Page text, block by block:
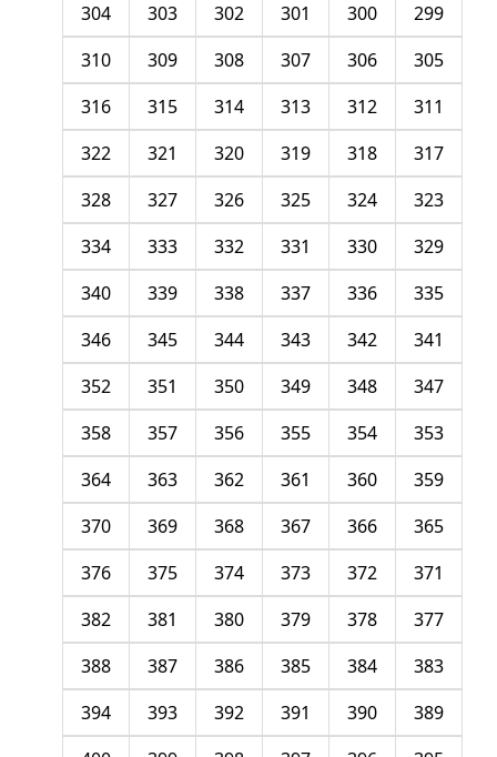
299
300
301
302
303
304
305
306
307
308
309
310
311
312
313
314
315
316
317
318
319
320
321
322
323
324
325
326
327
328
329
330
331
332
333
334
335
336
337
338
339
340
341
342
343
344
345
346
347
348
349
350
351
352
353
354
355
356
357
358
359
360
361
362
363
364
365
366
367
368
369
370
371
372
373
374
375
376
377
378
379
380
381
382
383
384
385
386
387
388
389
390
391
392
393
394